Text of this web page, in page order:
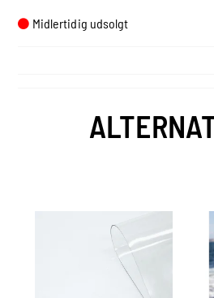
Midlertidig udsolgt